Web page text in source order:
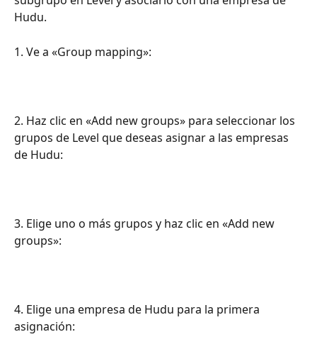
Hudu.
1. Ve a «Group mapping»:
2. Haz clic en «Add new groups» para seleccionar los
grupos de Level que deseas asignar a las empresas
de Hudu:
3. Elige uno o más grupos y haz clic en «Add new
groups»:
4. Elige una empresa de Hudu para la primera
asignación: